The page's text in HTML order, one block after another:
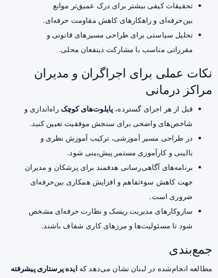
تحقیقات کیفی بیشتر برای درک عمیق‌تر موانع
بین‌حرفه‌ای و راهکارهای کاهش مقاومت حرفه‌ای.
تحلیل سیاستی برای طراحی مسیرهای قانونی و
مقرراتی مناسب با مشارکت ذینفعان محلی.
نکات عملی برای اجراگران و مدیران
مراکز درمانی
قبل از هر اجرای گسترده، پایلوت‌های کوچک راه‌اندازی و
شاخص‌های واضحی برای سنجش موفقیت تعیین کنید.
در طراحی مسیر آموزشی، ترکیب آموزش نظری و
بالینی و کارآموزی مستمر پیش‌بینی شود.
برنامه‌های آگاهی‌رسانی هدفمند برای پزشکان و مدیران
جهت کاهش سوءتفاهم و افزایش همکاری بین‌حرفه‌ای
ضروری است.
سازوکارهای مدیریت ریسک و نظارت حرفه‌ای مشخص
شود تا مسئولیت‌ها و مرزهای کاری شفاف باشند.
جمع‌بندی
مطالعه انجام‌شده در لبنان نشان می‌دهد که ایده پرستاری پیشرفته